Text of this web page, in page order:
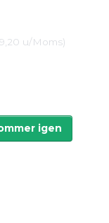
u/Moms)
igen